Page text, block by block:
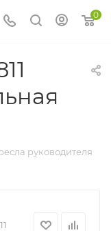
0
руководителя